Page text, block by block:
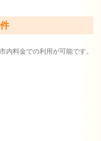
料金での利用が可能です。